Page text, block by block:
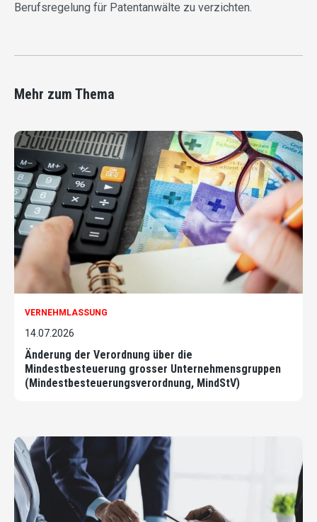
Berufsregelung für Patentanwälte zu verzichten.
Mehr zum Thema
VERNEHMLASSUNG
14.07.2026
Änderung der Verordnung über die
Mindestbesteuerung grosser Unternehmensgruppen
(Mindestbesteuerungsverordnung, MindStV)